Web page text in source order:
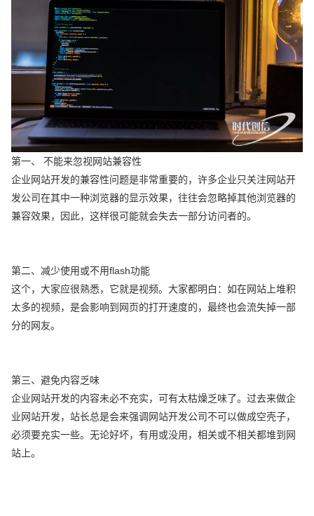
第一、 不能来忽视网站兼容性
企业网站开发的兼容性问题是非常重要的，许多企业只关注网站开
发公司在其中一种浏览器的显示效果，往往会忽略掉其他浏览器的
兼容效果，因此，这样很可能就会失去一部分访问者的。
第二、减少使用或不用flash功能
这个，大家应很熟悉，它就是视频。大家都明白：如在网站上堆积
太多的视频，是会影响到网页的打开速度的，最终也会流失掉一部
分的网友。
第三、避免内容乏味
企业网站开发的内容未必不充实，可有太枯燥乏味了。过去来做企
业网站开发，站长总是会来强调网站开发公司不可以做成空壳子，
必须要充实一些。无论好坏，有用或没用，相关或不相关都堆到网
站上。